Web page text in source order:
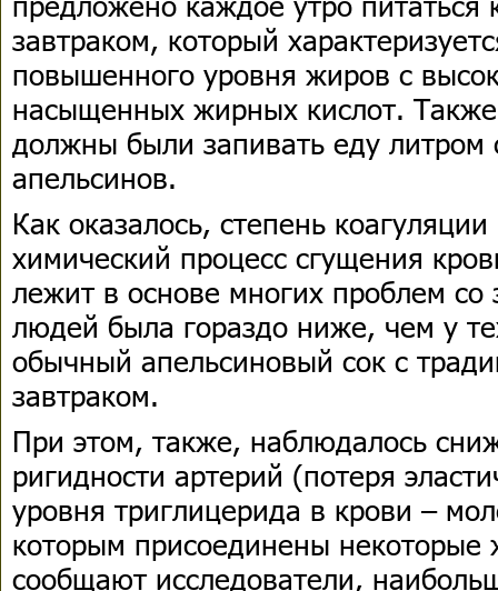
завтраком, который
повышенного уровня жиров с
насыщенных жирных кислот. Также
должны были запивать еду литром
апельсинов.
Как оказалось, степень
химический процесс сгущения
лежит в основе многих проблем со
людей была гораздо ниже, чем у
обычный апельсиновый сок с
завтраком.
При этом, также, наблюдалось
ригидности артерий (потеря
уровня триглицерида в крови –
которым присоединены
сообщают исследователи,